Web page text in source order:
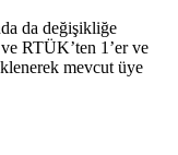
da değişikliğe
RTÜK’ten 1’er ve
mevcut üye